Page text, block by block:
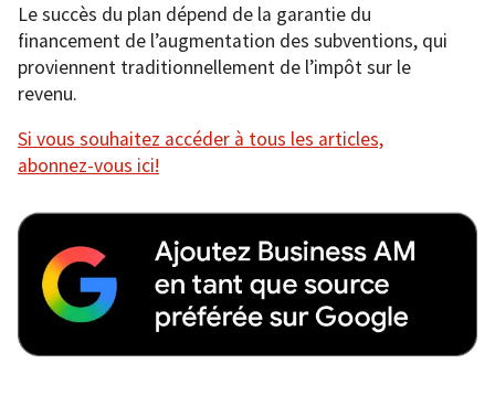
Le succès du plan dépend de la garantie du
financement de l’augmentation des subventions, qui
proviennent traditionnellement de l’impôt sur le
revenu.
Si vous souhaitez accéder à tous les articles,
abonnez-vous ici!